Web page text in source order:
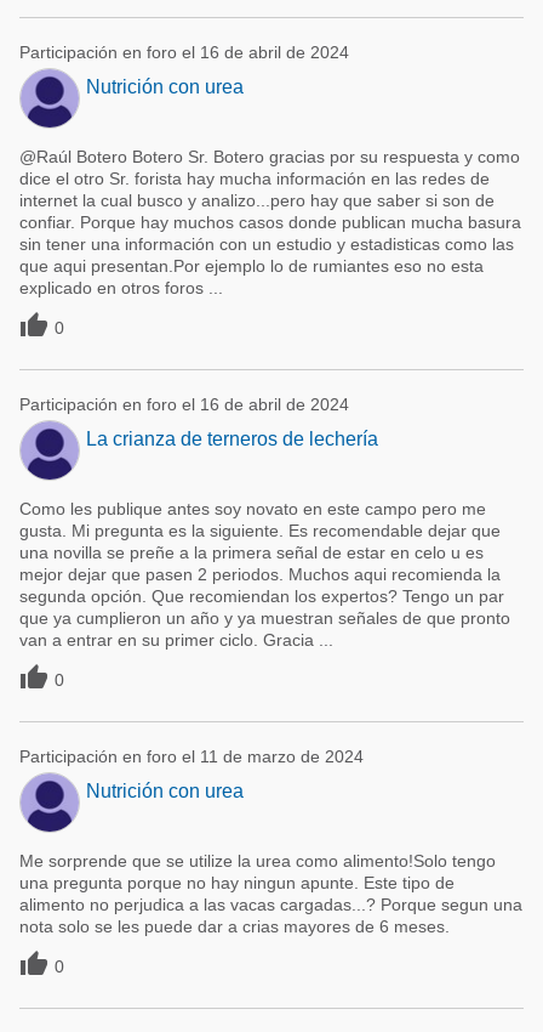
Participación en foro el 16 de abril de 2024
Nutrición con urea
@Raúl Botero Botero Sr. Botero gracias por su respuesta y como
dice el otro Sr. forista hay mucha información en las redes de
internet la cual busco y analizo...pero hay que saber si son de
confiar. Porque hay muchos casos donde publican mucha basura
sin tener una información con un estudio y estadisticas como las
que aqui presentan.Por ejemplo lo de rumiantes eso no esta
explicado en otros foros ...
 0
Participación en foro el 16 de abril de 2024
La crianza de terneros de lechería
Como les publique antes soy novato en este campo pero me
gusta. Mi pregunta es la siguiente. Es recomendable dejar que
una novilla se preñe a la primera señal de estar en celo u es
mejor dejar que pasen 2 periodos. Muchos aqui recomienda la
segunda opción. Que recomiendan los expertos? Tengo un par
que ya cumplieron un año y ya muestran señales de que pronto
van a entrar en su primer ciclo. Gracia ...
 0
Participación en foro el 11 de marzo de 2024
Nutrición con urea
Me sorprende que se utilize la urea como alimento!Solo tengo
una pregunta porque no hay ningun apunte. Este tipo de
alimento no perjudica a las vacas cargadas...? Porque segun una
nota solo se les puede dar a crias mayores de 6 meses.
 0